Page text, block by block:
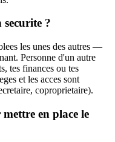
securite ?
les unes des autres —
Personne d'un autre
tes finances ou tes
et les acces sont
coproprietaire).
en place le